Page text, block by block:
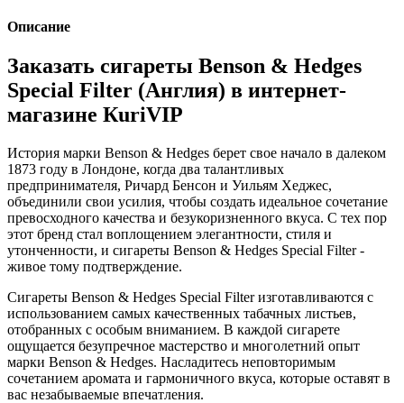
Описание
Заказать сигареты Benson & Hedges
Special Filter (Англия) в интернет-
магазине КuriVIP
История марки Benson & Hedges берет свое начало в далеком
1873 году в Лондоне, когда два талантливых
предпринимателя, Ричард Бенсон и Уильям Хеджес,
объединили свои усилия, чтобы создать идеальное сочетание
превосходного качества и безукоризненного вкуса. С тех пор
этот бренд стал воплощением элегантности, стиля и
утонченности, и сигареты Benson & Hedges Special Filter -
живое тому подтверждение.
Сигареты Benson & Hedges Special Filter изготавливаются с
использованием самых качественных табачных листьев,
отобранных с особым вниманием. В каждой сигарете
ощущается безупречное мастерство и многолетний опыт
марки Benson & Hedges. Насладитесь неповторимым
сочетанием аромата и гармоничного вкуса, которые оставят в
вас незабываемые впечатления.